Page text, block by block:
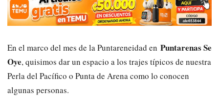
En el marco del mes de la Puntareneidad en Puntarenas Se
Oye, quisimos dar un espacio a los trajes típicos de nuestra
Perla del Pacífico o Punta de Arena como lo conocen
algunas personas.